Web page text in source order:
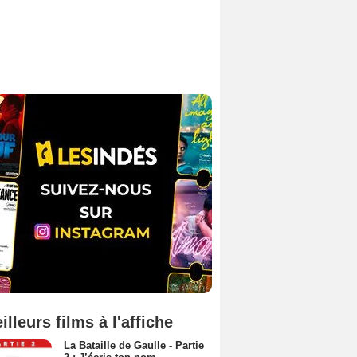
films à l'affiche
La Bataille de Gaulle - Partie